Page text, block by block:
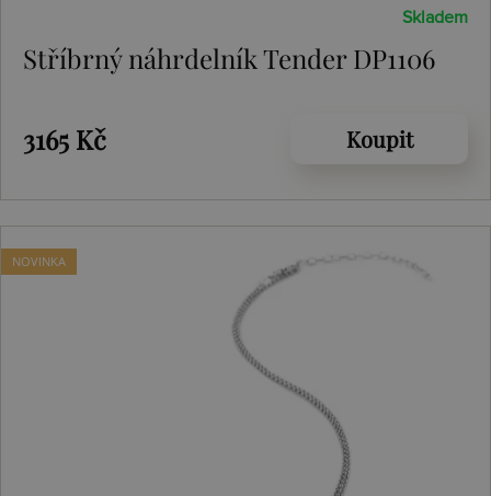
Skladem
Stříbrný náhrdelník Tender DP1106
3165 Kč Koupit
NOVINKA